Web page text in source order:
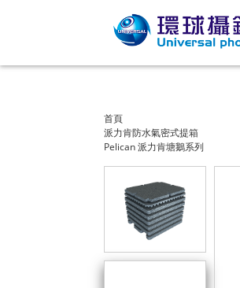
首頁
派力肯防水氣密式提箱
Pelican 派力肯塘鵝系列